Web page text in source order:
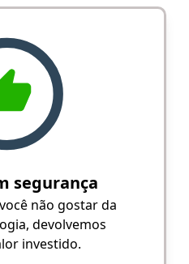
segurança
não gostar da
devolvemos
investido.